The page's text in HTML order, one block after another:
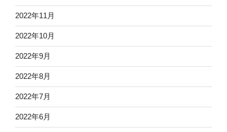
2022年11月
2022年10月
2022年9月
2022年8月
2022年7月
2022年6月